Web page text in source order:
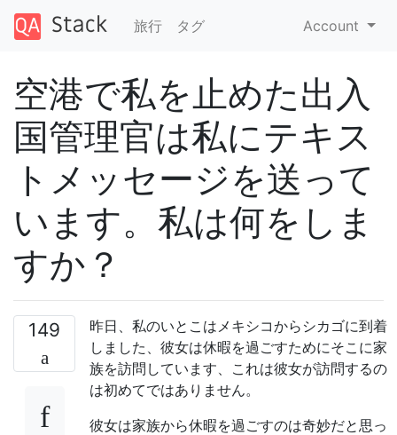
旅行 タグ Account
空港で私を止めた出入
国管理官は私にテキス
トメッセージを送って
います。私は何をしま
すか？
149
昨日、私のいとこはメキシコからシカゴに到着
しました、彼女は休暇を過ごすためにそこに家
族を訪問しています、これは彼女が訪問するの
は初めてではありません。
彼女は家族から休暇を過ごすのは奇妙だと思っ